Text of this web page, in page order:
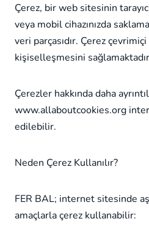
Çerez, bir web sitesinin
veya mobil cihazınızda
veri parçasıdır. Çerez
kişiselleşmesini
Çerezler hakkında daha
www.allaboutcookies.org
edilebilir.
Neden Çerez Kullanılır?
FER BAL; internet sitesinde
amaçlarla çerez kullanabilir: